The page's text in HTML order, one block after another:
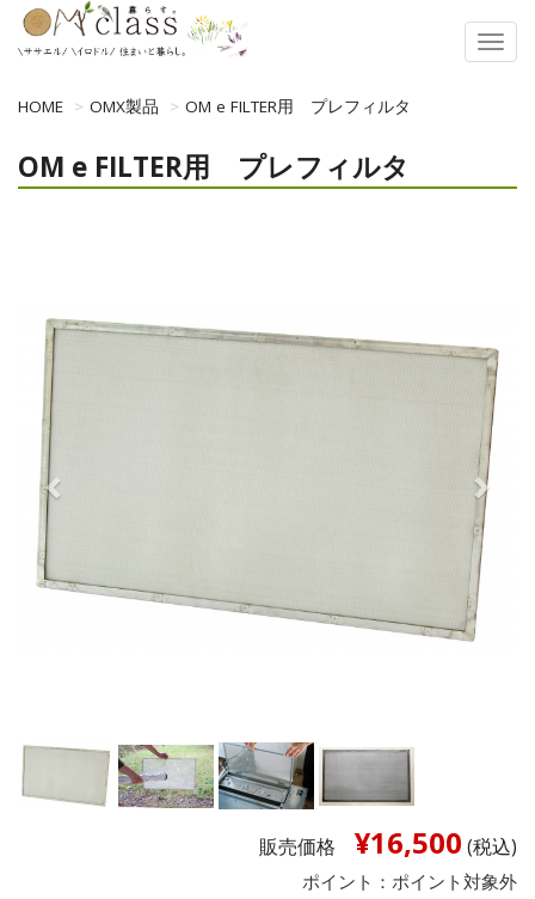
Toggle
HOME OMX製品 OM e FILTER用 プレフィルタ
OM e FILTER用 プレフィルタ
販売価格 ¥16,500 (税込)
ポイント： ポイント対象外